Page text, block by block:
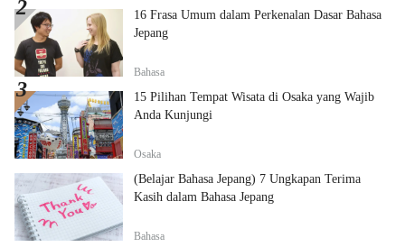
16 Frasa Umum dalam Perkenalan Dasar Bahasa
Jepang
Bahasa
15 Pilihan Tempat Wisata di Osaka yang Wajib
Anda Kunjungi
Osaka
(Belajar Bahasa Jepang) 7 Ungkapan Terima
Kasih dalam Bahasa Jepang
Bahasa